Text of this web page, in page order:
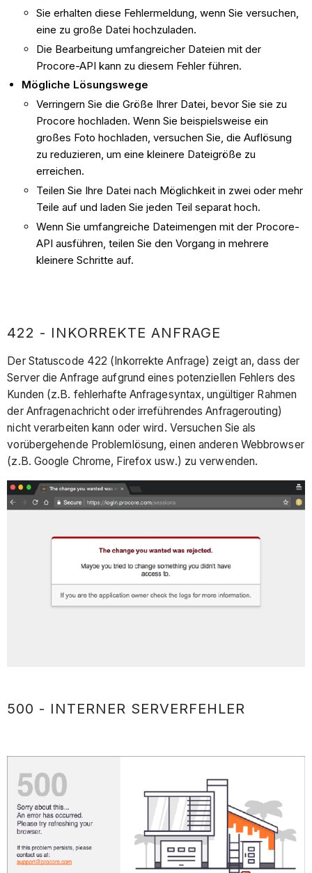
Sie erhalten diese Fehlermeldung, wenn Sie versuchen,
eine zu große Datei hochzuladen.
Die Bearbeitung umfangreicher Dateien mit der
Procore-API kann zu diesem Fehler führen.
Mögliche Lösungswege
Verringern Sie die Größe Ihrer Datei, bevor Sie sie zu
Procore hochladen. Wenn Sie beispielsweise ein
großes Foto hochladen, versuchen Sie, die Auflösung
zu reduzieren, um eine kleinere Dateigröße zu
erreichen.
Teilen Sie Ihre Datei nach Möglichkeit in zwei oder mehr
Teile auf und laden Sie jeden Teil separat hoch.
Wenn Sie umfangreiche Dateimengen mit der Procore-
API ausführen, teilen Sie den Vorgang in mehrere
kleinere Schritte auf.
422 - INKORREKTE ANFRAGE
Der Statuscode 422 (Inkorrekte Anfrage) zeigt an, dass der
Server die Anfrage aufgrund eines potenziellen Fehlers des
Kunden (z.B. fehlerhafte Anfragesyntax, ungültiger Rahmen
der Anfragenachricht oder irreführendes Anfragerouting)
nicht verarbeiten kann oder wird. Versuchen Sie als
vorübergehende Problemlösung, einen anderen Webbrowser
(z.B. Google Chrome, Firefox usw.) zu verwenden.
500 - INTERNER SERVERFEHLER